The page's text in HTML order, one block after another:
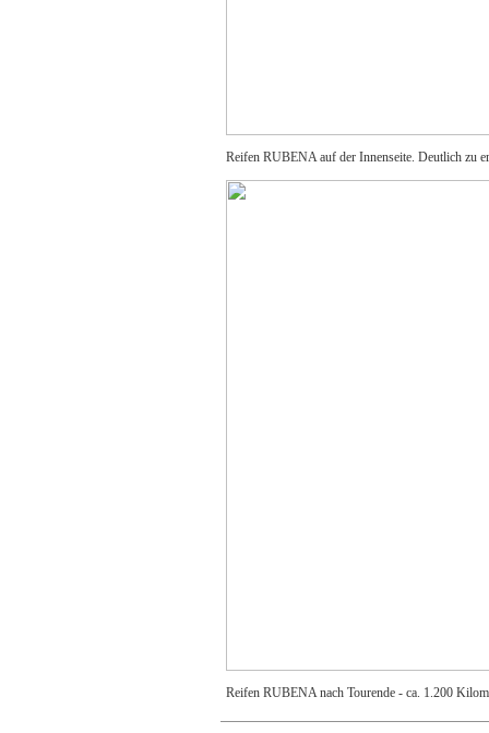
Reifen RUBENA auf der Innenseite. Deutlich zu
Reifen RUBENA nach Tourende - ca. 1.200